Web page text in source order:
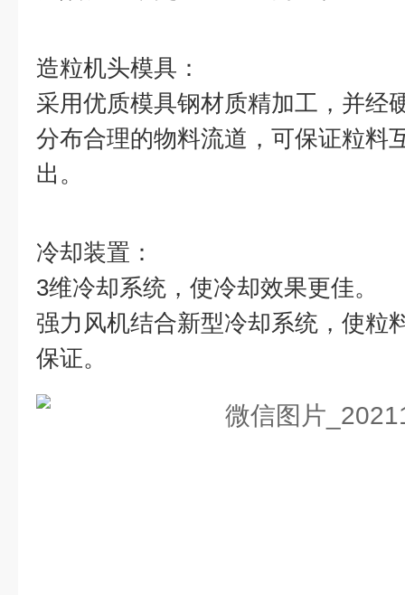
造粒机头模具：
采用优质模具钢材质精加工，并经
分布合理的物料流道，可保证粒料
出。
冷却装置：
3维冷却系统，使冷却效果更佳。
强力风机结合新型冷却系统，使粒
保证。